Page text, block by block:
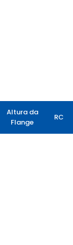
Altura da
Flange
RC